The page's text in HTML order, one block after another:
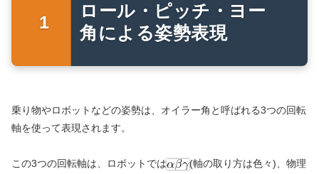
ロール・ピッチ・ヨー
角による姿勢表現
乗り物やロボットなどの姿勢は、オイラー角と呼ばれる3つの回転
軸を使って表現されます。
この3つの回転軸は、ロボットでは
(軸の取り方は色々)、物理